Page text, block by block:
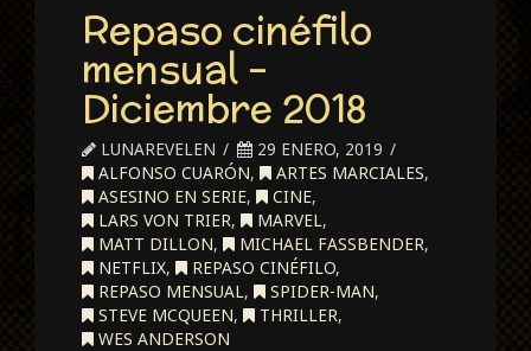
Repaso cinéfilo
mensual –
Diciembre 2018
LUNAREVELEN
29 ENERO, 2019
ALFONSO CUARÓN, ARTES MARCIALES,
ASESINO EN SERIE, CINE,
LARS VON TRIER, MARVEL,
MATT DILLON, MICHAEL FASSBENDER,
NETFLIX, REPASO CINÉFILO,
REPASO MENSUAL, SPIDER-MAN,
STEVE MCQUEEN, THRILLER,
WES ANDERSON